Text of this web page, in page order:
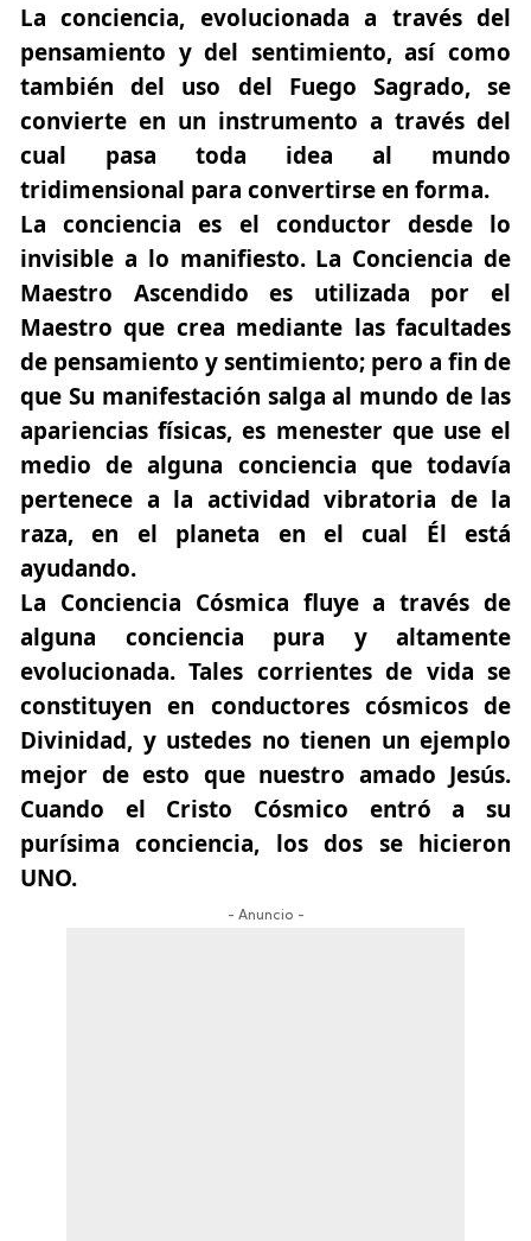
La conciencia, evolucionada a través del
pensamiento y del sentimiento, así como
también del uso del Fuego Sagrado, se
convierte en un instrumento a través del
cual pasa toda idea al mundo
tridimensional para convertirse en forma.
La conciencia es el conductor desde lo
invisible a lo manifiesto.La Conciencia de
Maestro Ascendido es utilizada por el
Maestro que crea mediante las facultades
de pensamiento y sentimiento; pero a fin de
que Su manifestación salga al mundo de las
apariencias físicas, es menester que use el
medio de alguna conciencia que todavía
pertenece a la actividad vibratoria de la
raza, en el planeta en el cual Él está
ayudando.
La Conciencia Cósmica fluye a través de
alguna conciencia pura y altamente
evolucionada. Tales corrientes de vida se
constituyen en conductores cósmicos de
Divinidad, y ustedes no tienen un ejemplo
mejor de esto que nuestro amado Jesús.
Cuando el Cristo Cósmico entró a su
purísima conciencia, los dos se hicieron
UNO.
- Anuncio -